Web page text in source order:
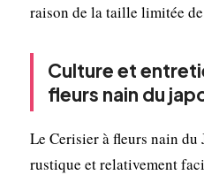
raison de la taille limitée
Culture et
fleurs nain du
Le Cerisier à fleurs nain du
rustique et relativement